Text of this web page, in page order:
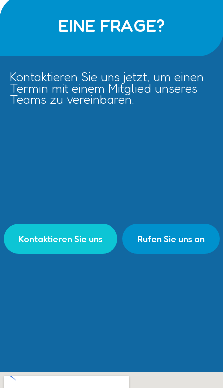
EINE FRAGE?
Kontaktieren Sie uns jetzt, um einen
Termin mit einem Mitglied unseres
Teams zu vereinbaren.
Kontaktieren Sie uns Rufen Sie uns an